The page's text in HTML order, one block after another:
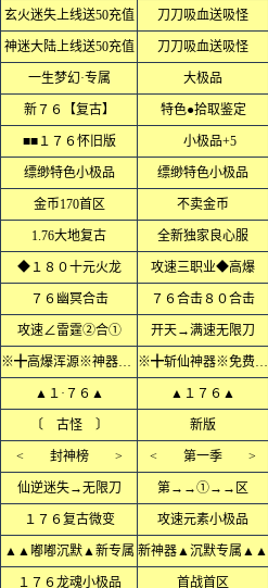
玄火迷失上线送50充值 刀刀吸血送吸怪
神迷大陆上线送50充值 刀刀吸血送吸怪
一生梦幻·专属 大极品
新７６【复古】 特色●拾取鉴定
■■１７６怀旧版 小极品+5
缥缈特色小极品 缥缈特色小极品
金币170首区 不卖金币
1.76大地复古 全新独家良心服
◆１８０十元火龙 攻速三职业◆高爆
７６幽冥合击 ７６合击８０合击
攻速∠雷霆②合① 开天→满速无限刀
※╋高爆浑源※神器╋※ ※╋斩仙神器※免费版╋※
▲１·７６▲ ▲１７６▲
〔 古怪 〕 新版
< 封神榜 > < 第一季 >
仙逆迷失→无限刀 第→→①→→区
１７６复古微变 攻速元素小极品
▲▲嘟嘟沉默▲新专属 新神器▲沉默专属▲▲
１７６龙魂小极品 首战首区